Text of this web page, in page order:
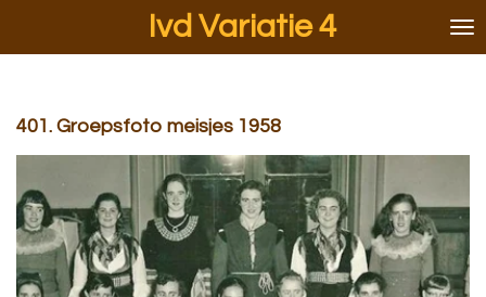
hoofdinhoud
Ivd Variatie 4
401. Groepsfoto meisjes 1958